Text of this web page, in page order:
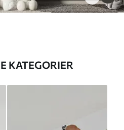
KATEGORIER